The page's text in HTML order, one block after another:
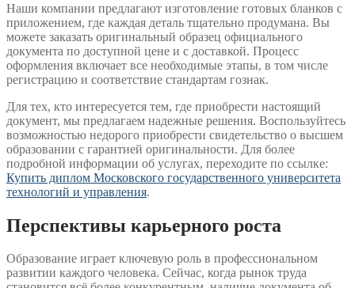
Наши компании предлагают изготовление готовых бланков с
приложением, где каждая деталь тщательно продумана. Вы
можете заказать оригинальный образец официального
документа по доступной цене и с доставкой. Процесс
оформления включает все необходимые этапы, в том числе
регистрацию и соответствие стандартам гознак.
Для тех, кто интересуется тем, где приобрести настоящий
документ, мы предлагаем надежные решения. Воспользуйтесь
возможностью недорого приобрести свидетельство о высшем
образовании с гарантией оригинальности. Для более
подробной информации об услугах, переходите по ссылке:
Купить диплом Московского государственного университета
технологий и управления.
Перспективы карьерного роста
Образование играет ключевую роль в профессиональном
развитии каждого человека. Сейчас, когда рынок труда